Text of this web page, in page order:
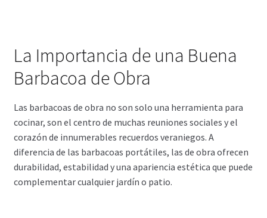
La Importancia de una Buena
Barbacoa de Obra
Las barbacoas de obra no son solo una herramienta para
cocinar, son el centro de muchas reuniones sociales y el
corazón de innumerables recuerdos veraniegos. A
diferencia de las barbacoas portátiles, las de obra ofrecen
durabilidad, estabilidad y una apariencia estética que puede
complementar cualquier jardín o patio.